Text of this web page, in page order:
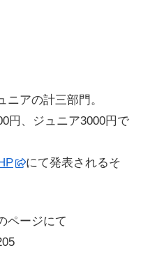
アの計三部門。
円、ジュニア3000円で
にて発表されるそ
ページにて